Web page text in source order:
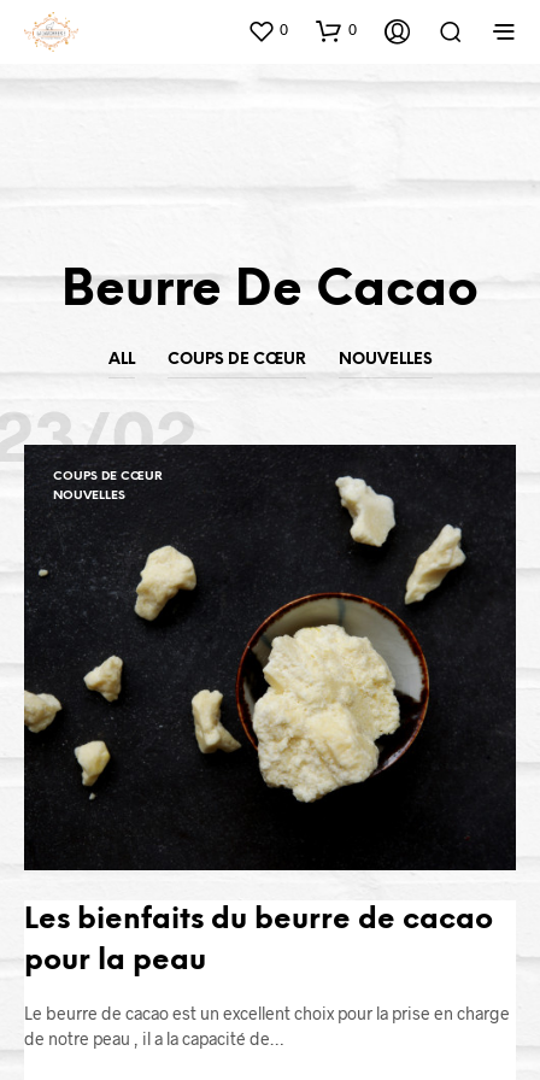
0 0
Beurre De Cacao
ALL COUPS DE CŒUR NOUVELLES
02
COUPS DE CŒUR
NOUVELLES
Les bienfaits du beurre de cacao
pour la peau
Le beurre de cacao est un excellent choix pour la prise en charge
de notre peau , il a la capacité de…